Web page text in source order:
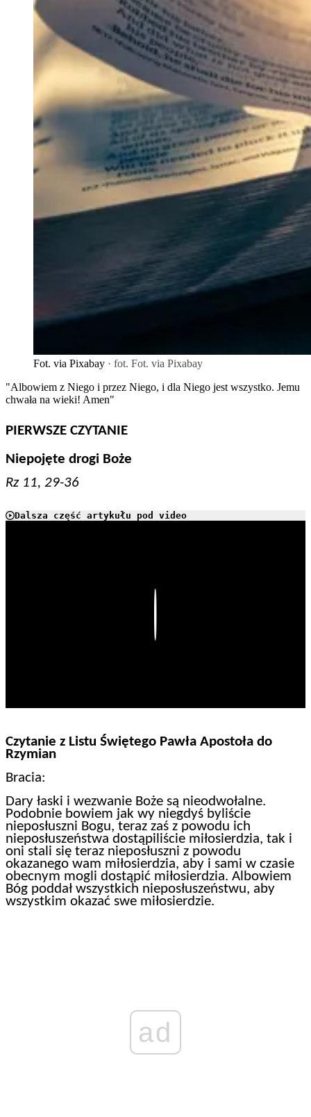
Fot. via Pixabay · fot. Fot. via Pixabay
"Albowiem z Niego i przez Niego, i dla Niego jest wszystko. Jemu
chwała na wieki! Amen"
PIERWSZE CZYTANIE
Niepojęte drogi Boże
Rz 11, 29-36
Dalsza część artykułu pod video
Czytanie z Listu Świętego Pawła Apostoła do
Rzymian
Bracia:
Dary łaski i wezwanie Boże są nieodwołalne.
Podobnie bowiem jak wy niegdyś byliście
nieposłuszni Bogu, teraz zaś z powodu ich
nieposłuszeństwa dostąpiliście miłosierdzia, tak i
oni stali się teraz nieposłuszni z powodu
okazanego wam miłosierdzia, aby i sami w czasie
obecnym mogli dostąpić miłosierdzia. Albowiem
Bóg poddał wszystkich nieposłuszeństwu, aby
wszystkim okazać swe miłosierdzie.
ad